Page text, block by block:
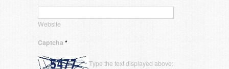
Website
Captcha *
Type the text displayed above: